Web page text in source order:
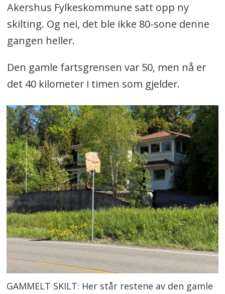
Akershus Fylkeskommune satt opp ny
skilting. Og nei, det ble ikke 80-sone denne
gangen heller.
Den gamle fartsgrensen var 50, men nå er
det 40 kilometer i timen som gjelder.
GAMMELT SKILT: Her står restene av den gamle